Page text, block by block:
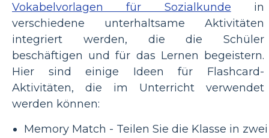
Vokabelvorlagen für Sozialkunde in
verschiedene unterhaltsame Aktivitäten
integriert werden, die die Schüler
beschäftigen und für das Lernen begeistern.
Hier sind einige Ideen für Flashcard-
Aktivitäten, die im Unterricht verwendet
werden können:
Memory Match - Teilen Sie die Klasse in zwei